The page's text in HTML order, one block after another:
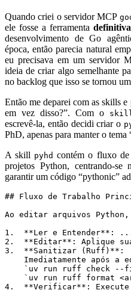
Quando criei o servidor MCP
ele fosse a ferramenta definitiva
desenvolvimento de Go
época, então parecia natural
eu precisava em um servidor
ideia de criar algo semelhante
no backlog que isso se tornou
Então me deparei com as skills
em vez disso?”. Com o
escrevê-la, então decidi criar o
PhD, apenas para manter o tema
A skill pyhd contém o fluxo de
projetos Python, centrando-
garantir um código “pythonic”
Ao editar arquivos Python,
1.
**Ler e Entender**
2.
**Editar** : Aplique
3.
**Sanitizar (Ruff)**
`uv run ruff check --
`uv run ruff format
4. **Verificar** :